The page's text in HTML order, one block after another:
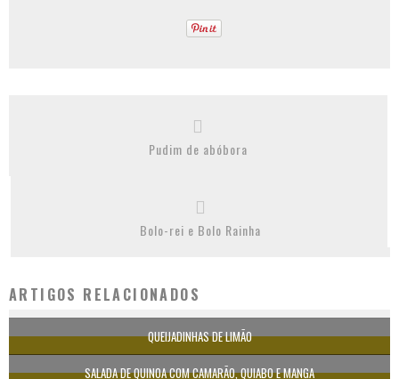
Pudim de abóbora
Bolo-rei e Bolo Rainha
ARTIGOS RELACIONADOS
QUEIJADINHAS DE LIMÃO
SALADA DE QUINOA COM CAMARÃO, QUIABO E MANGA